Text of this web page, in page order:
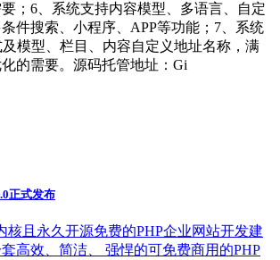
；6、系统支持内容模型、多语言、自定
件搜索、小程序、APP等功能；7、系统
模型、栏目、内容自定义地址名称，满
的需要。源码托管地址：Gi
正式发布
核且永久开源免费的PHP企业网站开发建
高效、简洁、 强悍的可免费商用的PHP